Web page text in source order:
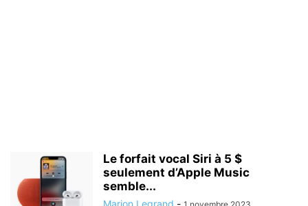
Le forfait vocal Siri à 5 $
seulement d’Apple Music
semble...
Marion Legrand -